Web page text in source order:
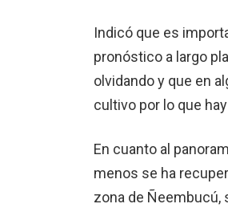
Indicó que es
pronóstico a largo
olvidando y que en
cultivo por lo que
En cuanto al
menos se ha
zona de Ñeembucú,